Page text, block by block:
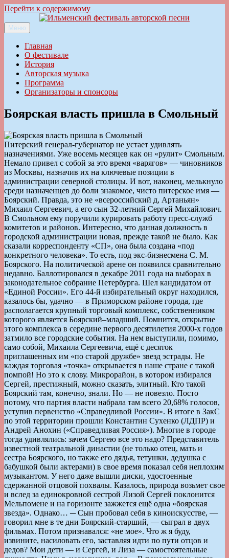
Перейти к содержимому
Ильменский фестиваль авторской песни
Меню
Главная
О фестивале
История
Авторская музыка
Программа
Организаторы и спонсоры
Боярская власть пришла в Смольный
Питерский генерал-губернатор не устает удивлять
назначениями. Уже восемь месяцев как он «рулит» Смольным.
Немало привел с собой за это время «варягов» — чиновников
из Москвы, назначив их на ключевые позиции в
администрации cеверной cтолицы. И вот, наконец, мелькнуло
среди назначенцев до боли знакомое, чисто питерское имя —
Боярский. Правда, это не «всероссийский д, Артаньян»
Михаил Сергеевич, а его сын 32-летний Сергей Михайлович.
В Смольном ему поручили курировать работу пресс-служб
комитетов и районов. Интересно, что данная должность в
городской администрации новая, прежде такой не было. Как
сказали корреспонденту «СП», она была создана «под
конкретного человека». То есть, под экс-бизнесмена С. М.
Боярского. На политической арене он появился сравнительно
недавно. Баллотировался в декабре 2011 года на выборах в
законодательное собрание Петербурга. Шел кандидатом от
«Единой России». Его 44-й избирательный округ находился,
казалось бы, удачно — в Приморском районе города, где
располагается крупный торговый комплекс, собственником
которого является Боярский–младший. Помнится, открытие
этого комплекса в середине первого десятилетия 2000-х годов
затмило все городские события. На нем выступили, помимо,
само собой, Михаила Сергеевича, ещё с десяток
приглашенных им «по старой дружбе» звезд эстрады. Не
каждая торговая «точка» открывается в наше стране с такой
помпой! Но это к слову. Микрорайон, в котором избирался
Сергей, престижный, можно сказать, элитный. Кто такой
Боярский там, конечно, знали. Но — не повезло. Посто
потому, что партия власти набрала там всего 20,68% голосов,
уступив первенство «Справедливой России». В итоге в ЗакС
по этой территории прошли Константин Сухенко (ЛДПР) и
Андрей Анохин («Справедливая Россия»). Многие в городе
тогда удивлялись: зачем Сергею все это надо? Представитель
известной театральной династии (не только отец, мать и
сестра Боярского, но также его дядья, тетушки, дедушка с
бабушкой были актерами) в свое время показал себя неплохим
музыкантом. У него даже вышли диски, удостоенные
сдержанной отцовой похвалы. Казалось, природа возьмет свое
и вслед за единокровной сестрой Лизой Сергей поклонится
Мельпомене и на горизонте зажжется ещё одна «боярская
звезда». Однако… ─ Сын пробовал себя в киноискусстве, —
говорил мне в те дни Боярский-старший, — сыграл в двух
фильмах. Потом признавался: «не мое». Что ж я буду,
извините, насиловать его, заставляя идти по пути отцов и
дедов? Мои дети — и Сергей, и Лиза — самостоятельные